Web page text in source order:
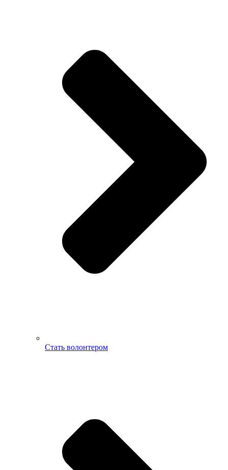
Стать волонтером